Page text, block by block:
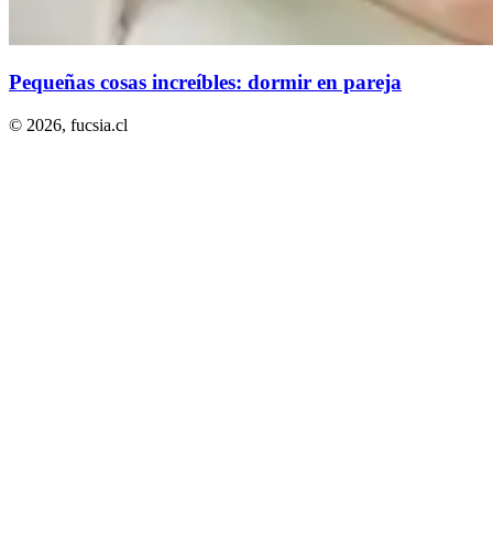
Pequeñas cosas increíbles: dormir en pareja
© 2026, fucsia.cl